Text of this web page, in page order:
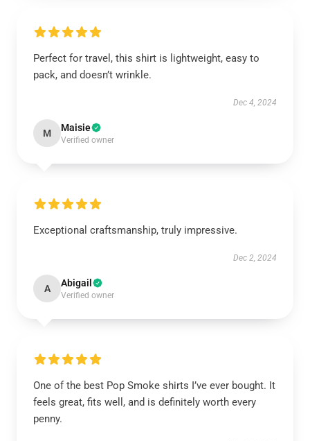
Perfect for travel, this shirt is lightweight, easy to
pack, and doesn’t wrinkle.
Dec 4, 2024
M Maisie
Verified owner
Exceptional craftsmanship, truly impressive.
Dec 2, 2024
A Abigail
Verified owner
One of the best Pop Smoke shirts I’ve ever bought. It
feels great, fits well, and is definitely worth every
penny.